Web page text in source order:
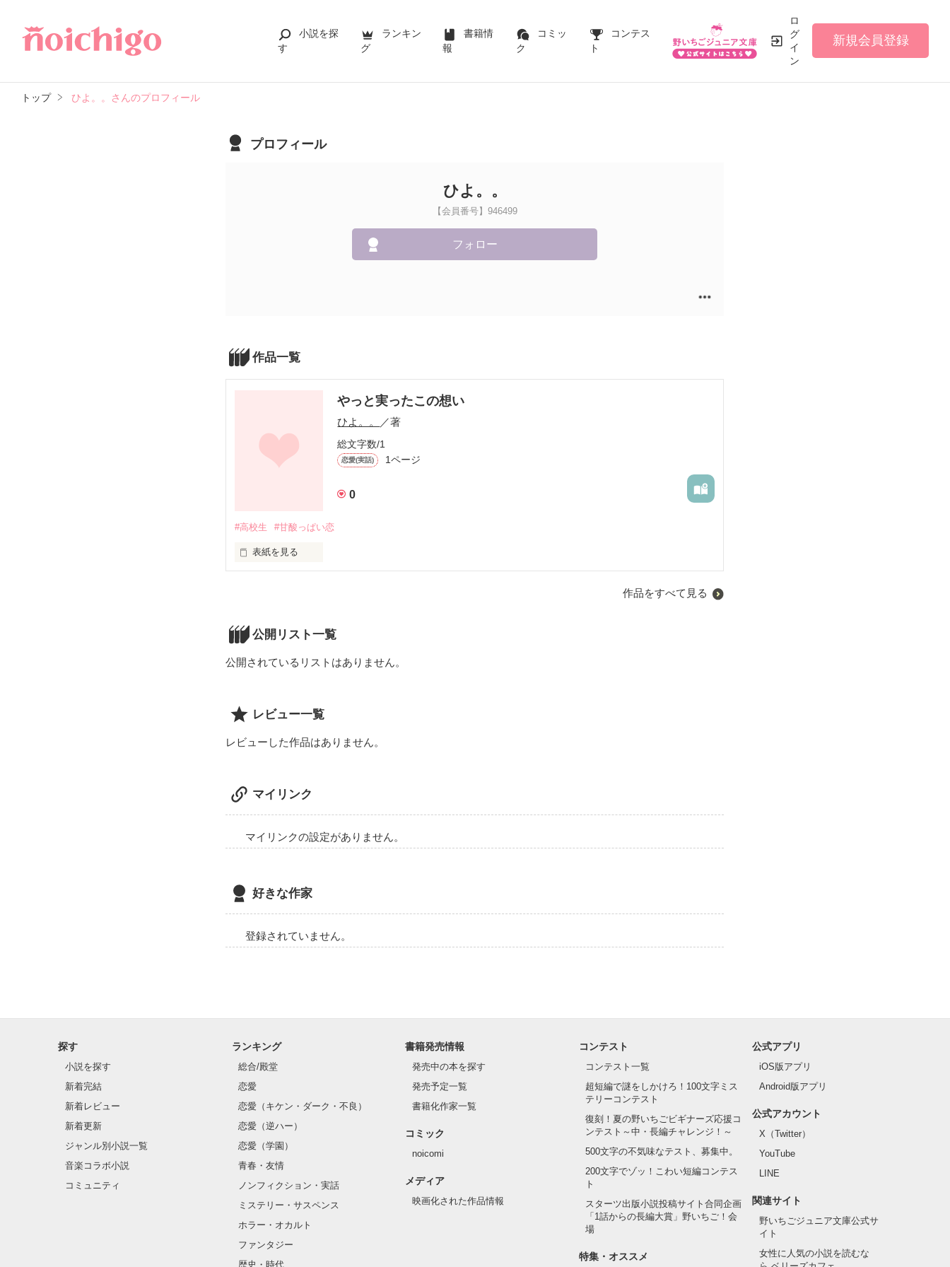
小説を探
す
ランキン
グ
書籍情
報
コミッ
ク
コンテス
ト
ロ
グ
イ
ン
新規会員登録
トップ ひよ。。さんのプロフィール
プロフィール
ひよ。。
【会員番号】946499
フォロー
作品一覧
やっと実ったこの想い
ひよ。。 ／著
総文字数/1
恋愛(実話) 1ページ
0
#高校生 #甘酸っぱい恋
表紙を見る
時々優しくしてきて一体何なの?!頭を悩ましながらも、最初はただの仲の良い友達だったのに、話して
作品をすべて見る
公開リスト一覧
公開されているリストはありません。
レビュー一覧
レビューした作品はありません。
マイリンク
マイリンクの設定がありません。
好きな作家
登録されていません。
探す
小説を探す
新着完結
新着レビュー
新着更新
ジャンル別小説一覧
音楽コラボ小説
コミュニティ
ランキング
総合/殿堂
恋愛
恋愛（キケン・ダーク・不良）
恋愛（逆ハー）
恋愛（学園）
青春・友情
ノンフィクション・実話
ミステリー・サスペンス
ホラー・オカルト
ファンタジー
歴史・時代
書籍発売情報
発売中の本を探す
発売予定一覧
書籍化作家一覧
コミック
noicomi
メディア
映画化された作品情報
コンテスト
コンテスト一覧
超短編で謎をしかけろ！100文字ミス
テリーコンテスト
復刻！夏の野いちごビギナーズ応援コ
ンテスト～中・長編チャレンジ！～
500文字の不気味なテスト、募集中。
200文字でゾッ！こわい短編コンテス
ト
スターツ出版小説投稿サイト合同企画
「1話からの長編大賞」野いちご！会
場
特集・オススメ
公式アプリ
iOS版アプリ
Android版アプリ
公式アカウント
X（Twitter）
YouTube
LINE
関連サイト
野いちごジュニア文庫公式サ
イト
女性に人気の小説を読むな